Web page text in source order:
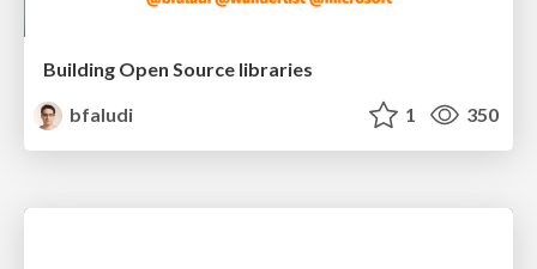
Building Open Source libraries
bfaludi
1 350